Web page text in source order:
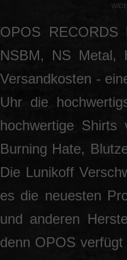
OPOS
NSBM, NS Metal,
Versandkosten -
Uhr die
hochwertige
Burning Hate,
Die Lunikoff
es die neuesten
und anderen
denn OPOS